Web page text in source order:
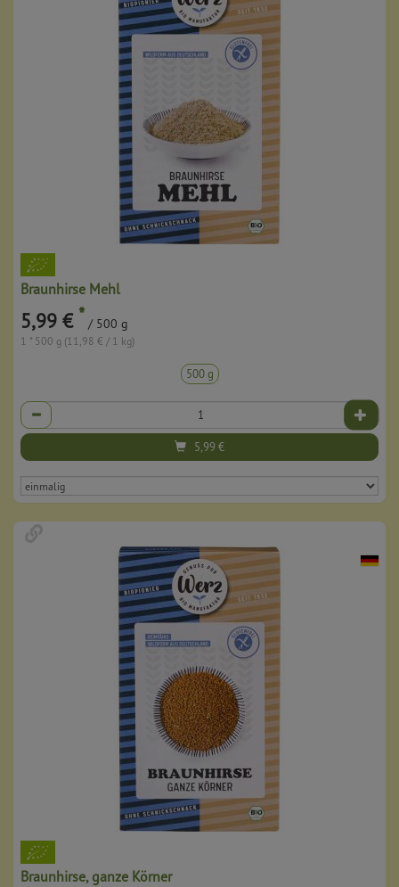
Braunhirse Mehl
5,99 € * / 500 g
1 * 500 g (11,98 € / 1 kg)
500 g
Anzahl
5,99€
Braunhirse, ganze Körner